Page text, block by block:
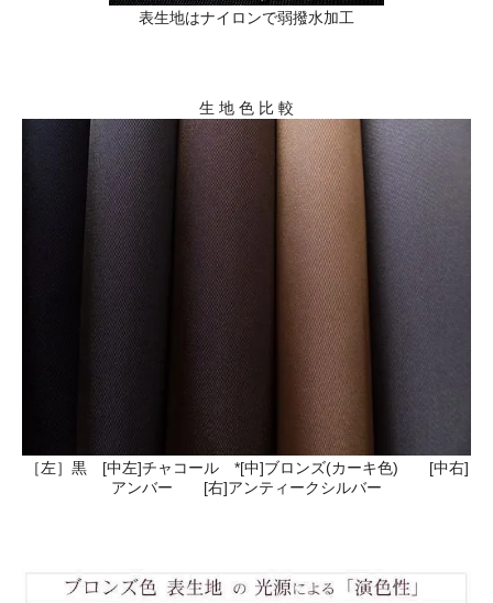
表生地はナイロンで弱撥水加工
生 地 色 比 較
［左］黒 [中左]チャコール *[中]ブロンズ(カーキ色) [中右]
アンバー [右]アンティークシルバー